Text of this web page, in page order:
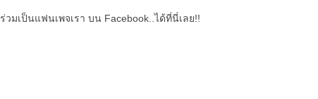
ร่วมเป็นแฟนเพจเรา บน Facebook..ได้ที่นี่เลย!!